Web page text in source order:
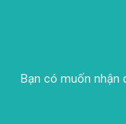
Bạn có muốn nhận